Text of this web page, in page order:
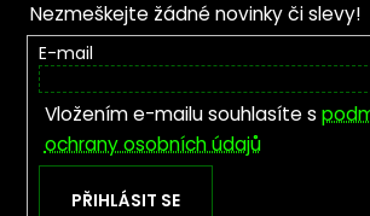
Nezmeškejte žádné novinky či slevy!
E-mail
Vložením e-mailu souhlasíte s
ochrany osobních údajů
PŘIHLÁSIT SE